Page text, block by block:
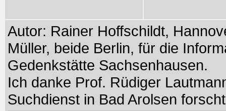
Autor: Rainer Hoffschildt,
Müller, beide Berlin, für die
Gedenkstätte Sachsenhausen.
Ich danke Prof. Rüdiger
Suchdienst in Bad Arolsen